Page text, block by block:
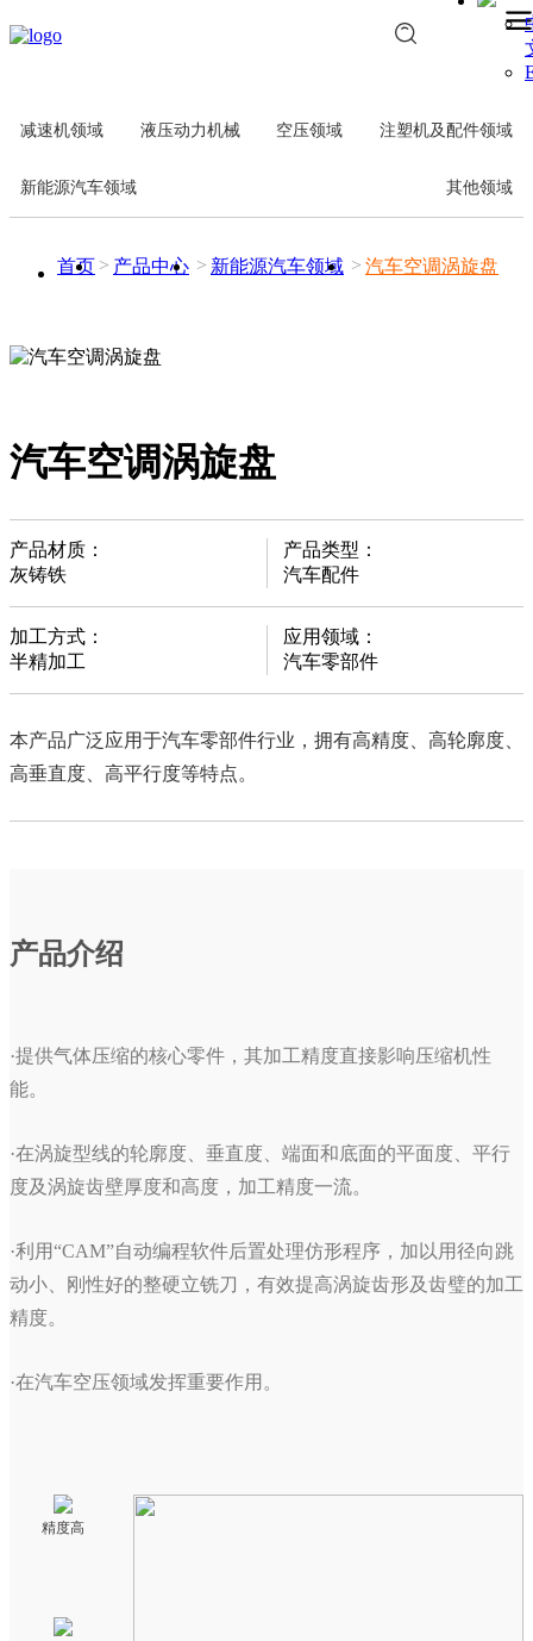
减速机领域 液压动力机械 空压领域 注塑机及配件领域
新能源汽车领域 其他领域
首页 产品中心 新能源汽车领域 汽车空调涡旋盘
汽车空调涡旋盘
产品材质：
灰铸铁
产品类型：
汽车配件
加工方式：
半精加工
应用领域：
汽车零部件
本产品广泛应用于汽车零部件行业，拥有高精度、高轮廓度、
高垂直度、高平行度等特点。
产品介绍
·提供气体压缩的核心零件，其加工精度直接影响压缩机性
能。
·在涡旋型线的轮廓度、垂直度、端面和底面的平面度、平行
度及涡旋齿壁厚度和高度，加工精度一流。
·利用“CAM”自动编程软件后置处理仿形程序，加以用径向跳
动小、刚性好的整硬立铣刀，有效提高涡旋齿形及齿璧的加工
精度。
·在汽车空压领域发挥重要作用。
精度高